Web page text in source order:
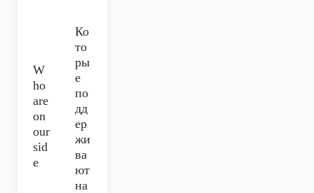
W
ho
are
on
our
sid
e
Ко
то
ры
е
по
дд
ер
жи
ва
ют
на